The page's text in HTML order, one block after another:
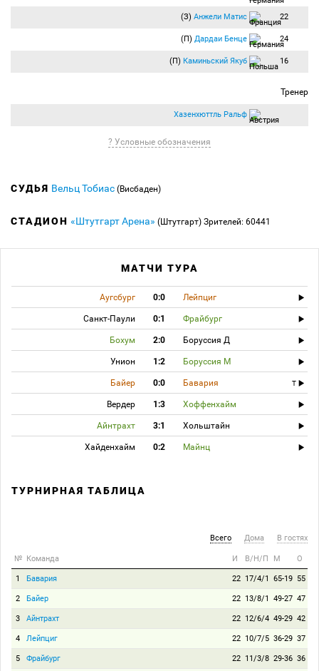
(З) Анжели Матис 22
(П) Дардаи Бенце 24
(П) Каминьский Якуб 16
Тренер
Хазенхюттль Ральф
? Условные обозначения
СУДЬЯ Вельц Тобиас (Висбаден)
СТАДИОН «Штутгарт Арена» (Штутгарт) Зрителей: 60441
МАТЧИ ТУРА
Аугсбург 0:0 Лейпциг
Санкт-Паули 0:1 Фрайбург
Бохум 2:0 Боруссия Д
Унион 1:2 Боруссия М
Байер 0:0 Бавария T
Вердер 1:3 Хоффенхайм
Айнтрахт 3:1 Хольштайн
Хайденхайм 0:2 Майнц
ТУРНИРНАЯ ТАБЛИЦА
Всего Дома В гостях
№ Команда И В/Н/П М О
1 Бавария 22 17/4/1 65-19 55
2 Байер 22 13/8/1 49-27 47
3 Айнтрахт 22 12/6/4 49-29 42
4 Лейпциг 22 10/7/5 36-29 37
5 Фрайбург 22 11/3/8 29-36 36